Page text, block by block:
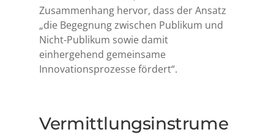
Zusammenhang hervor, dass der Ansatz
„die Begegnung zwischen Publikum und
Nicht-Publikum sowie damit
einhergehend gemeinsame
Innovationsprozesse fördert“.
Vermittlungsinstrume